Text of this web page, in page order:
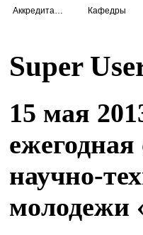
Кафедры
Super
15 мая
научно-
молодежи